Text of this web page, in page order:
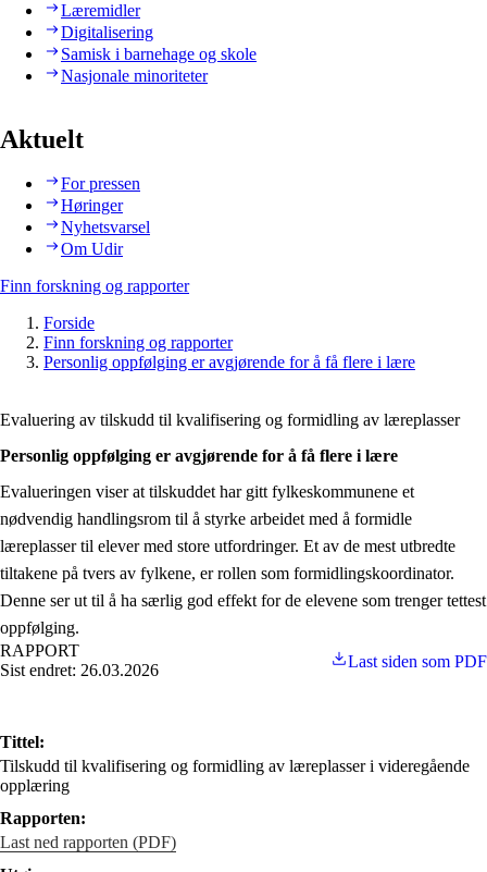
Læremidler
Digitalisering
Samisk i barnehage og skole
Nasjonale minoriteter
Aktuelt
For pressen
Høringer
Nyhetsvarsel
Om Udir
Finn forskning og rapporter
Forside
Finn forskning og rapporter
Personlig oppfølging er avgjørende for å få flere i lære
Evaluering av tilskudd til kvalifisering og formidling av læreplasser
Personlig oppfølging er avgjørende for å få flere i lære
Evalueringen viser at tilskuddet har gitt fylkeskommunene et
nødvendig handlingsrom til å styrke arbeidet med å formidle
læreplasser til elever med store utfordringer. Et av de mest utbredte
tiltakene på tvers av fylkene, er rollen som formidlingskoordinator.
Denne ser ut til å ha særlig god effekt for de elevene som trenger tettest
oppfølging.
RAPPORT
Sist endret: 26.03.2026
Last siden som PDF
Tittel:
Tilskudd til kvalifisering og formidling av læreplasser i videregående
opplæring
Rapporten:
Last ned rapporten (PDF)